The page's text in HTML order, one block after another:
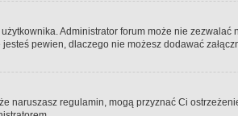
Administrator forum może nie
pewien, dlaczego nie możesz dodawać
naruszasz regulamin, mogą przyznać Ci